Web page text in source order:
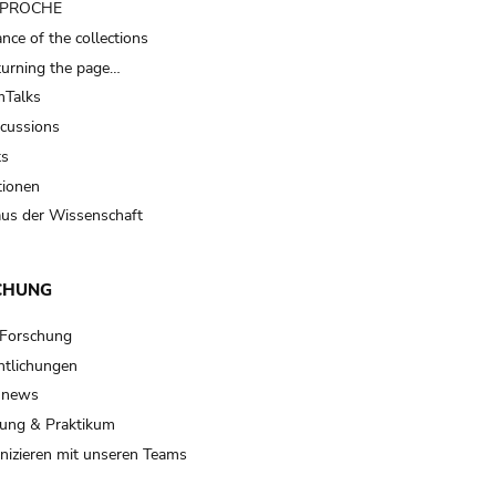
of the collections
the page…
der Wissenschaft
& Praktikum
mit unseren Teams